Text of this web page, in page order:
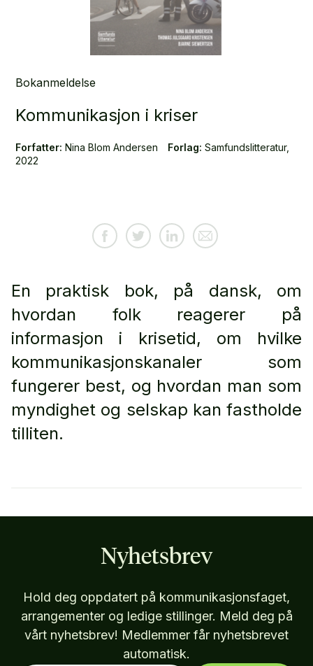
Bokanmeldelse
Kommunikasjon i kriser
Forfatter: Nina Blom Andersen Forlag: Samfundslitteratur,
2022
En praktisk bok, på dansk, om
hvordan folk reagerer på
informasjon i krisetid, om hvilke
kommunikasjonskanaler som
fungerer best, og hvordan man som
myndighet og selskap kan fastholde
tilliten.
Nyhetsbrev
Hold deg oppdatert på kommunikasjonsfaget,
arrangementer og ledige stillinger. Meld deg på
vårt nyhetsbrev! Medlemmer får nyhetsbrevet
automatisk.